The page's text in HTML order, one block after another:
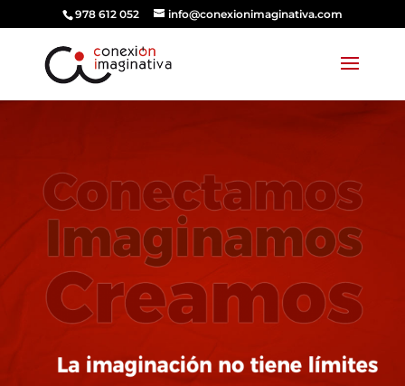
978 612 052 info@conexionimaginativa.com